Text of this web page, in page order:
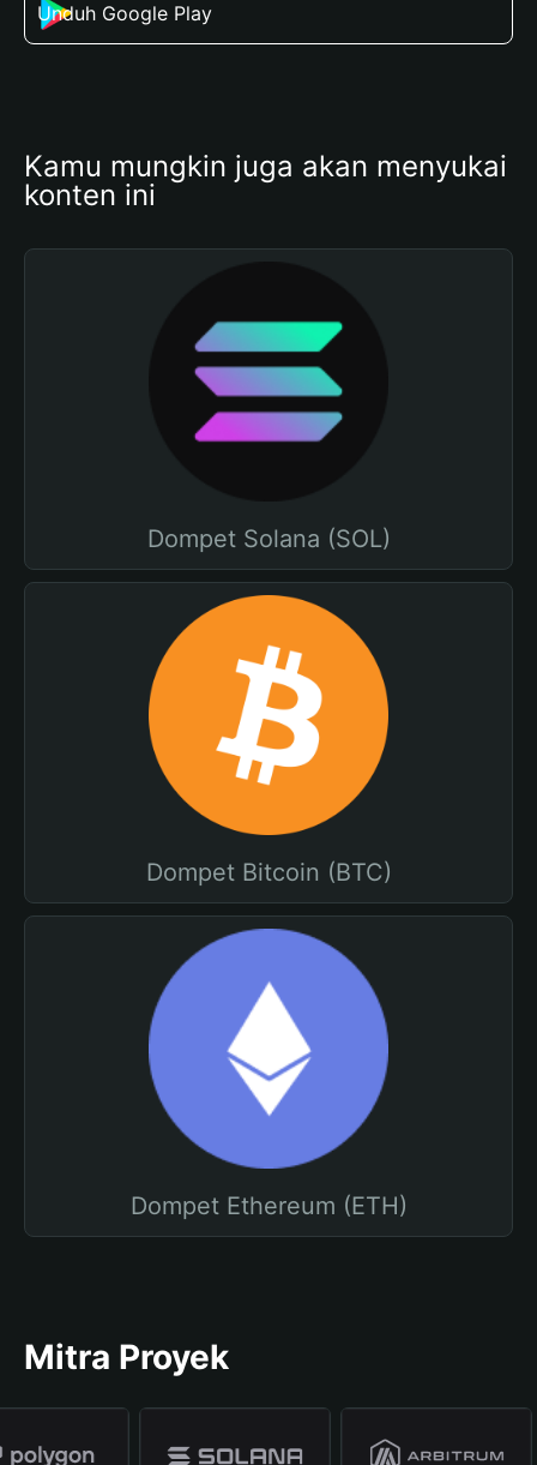
Unduh Google Play
Kamu mungkin juga akan menyukai
konten ini
Dompet Solana (SOL)
Dompet Bitcoin (BTC)
Dompet Ethereum (ETH)
Mitra Proyek